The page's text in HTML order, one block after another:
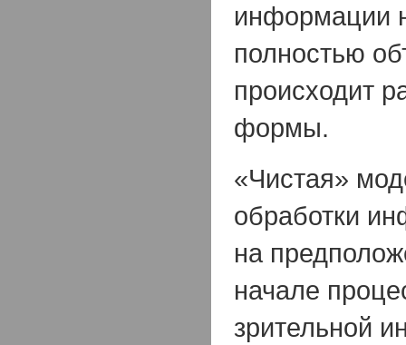
информации
полностью
происходит
формы.
«Чистая»
обработки
на
начале
зрительной